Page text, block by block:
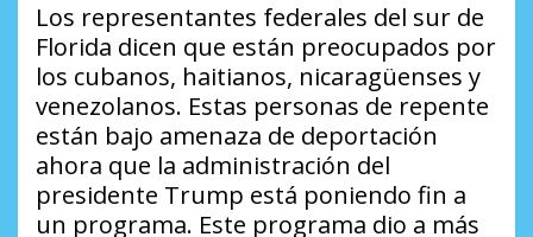
Los representantes federales del sur de
Florida dicen que están preocupados por
los cubanos, haitianos, nicaragüenses y
venezolanos. Estas personas de repente
están bajo amenaza de deportación
ahora que la administración del
presidente Trump está poniendo fin a
un programa. Este programa dio a más